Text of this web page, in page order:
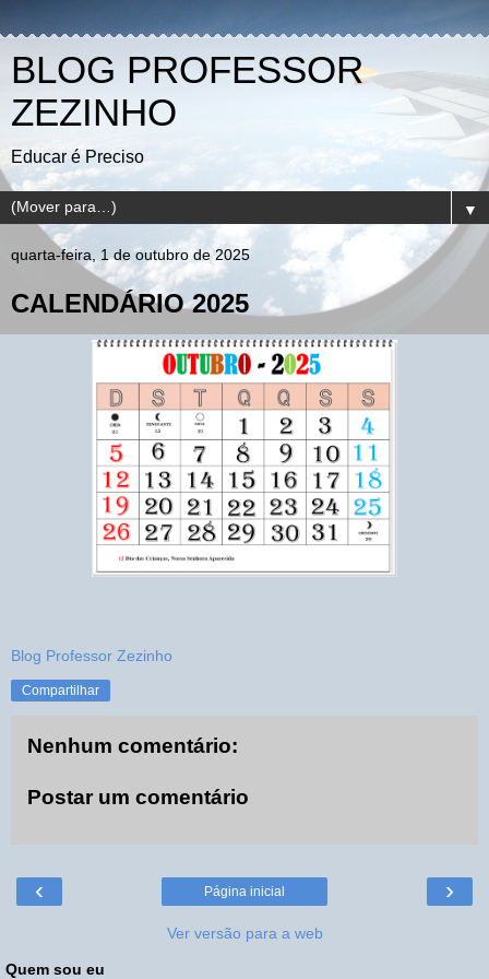
BLOG PROFESSOR
ZEZINHO
Educar é Preciso
▼
quarta-feira, 1 de outubro de 2025
CALENDÁRIO 2025
Blog Professor Zezinho
Compartilhar
Nenhum comentário:
Postar um comentário
‹ ›
Página inicial
Ver versão para a web
Quem sou eu